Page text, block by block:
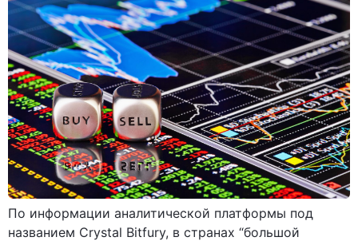
По информации аналитической платформы под
названием Crystal Bitfury, в странах “большой